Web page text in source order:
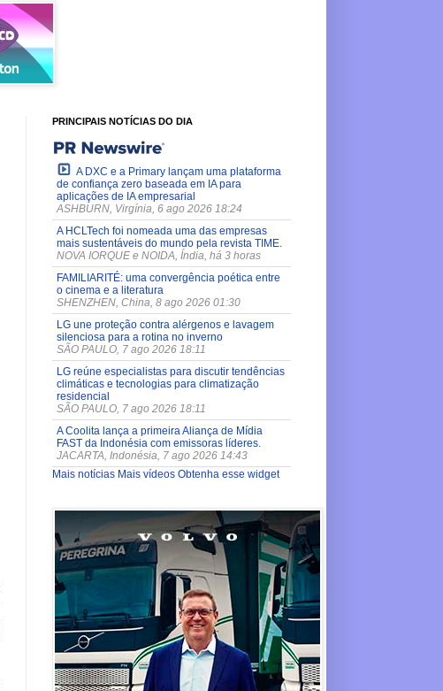
PRINCIPAIS NOTÍCIAS DO DIA
A DXC e a Primary lançam uma plataforma
de confiança zero baseada em IA para
aplicações de IA empresarial
ASHBURN, Virgínia, 6 ago 2026 18:24
A HCLTech foi nomeada uma das empresas
mais sustentáveis do mundo pela revista TIME.
NOVA IORQUE e NOIDA, Índia, há 3 horas
FAMILIARITÉ: uma convergência poética entre
o cinema e a literatura
SHENZHEN, China, 8 ago 2026 01:30
LG une proteção contra alérgenos e lavagem
silenciosa para a rotina no inverno
SÃO PAULO, 7 ago 2026 18:11
LG reúne especialistas para discutir tendências
climáticas e tecnologias para climatização
residencial
SÃO PAULO, 7 ago 2026 18:11
A Coolita lança a primeira Aliança de Mídia
FAST da Indonésia com emissoras líderes.
JACARTA, Indonésia, 7 ago 2026 14:43
Mais notícias Mais vídeos Obtenha esse widget